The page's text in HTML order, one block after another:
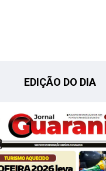
EDIÇÃO DO DIA